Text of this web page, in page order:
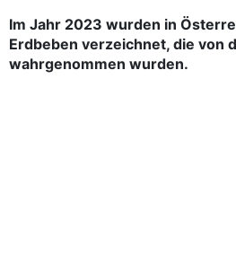
Im Jahr 2023 wurden in
Erdbeben verzeichnet, die von
wahrgenommen wurden.